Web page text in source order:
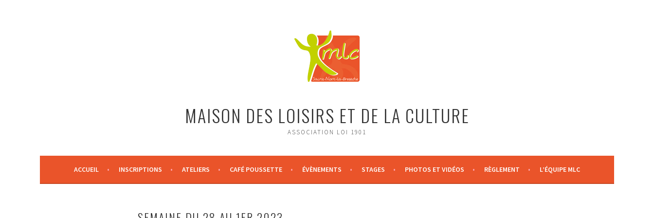
MAISON DES LOISIRS ET DE LA CULTURE
ASSOCIATION LOI 1901
ACCUEIL INSCRIPTIONS ATELIERS CAFÉ POUSSETTE ÉVÈNEMENTS STAGES PHOTOS ET VIDÉOS RÈGLEMENT L’ÉQUIPE MLC